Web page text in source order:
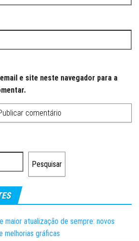
e site neste navegador para a
Pesquisar
maior atualização de sempre: novos
melhorias gráficas